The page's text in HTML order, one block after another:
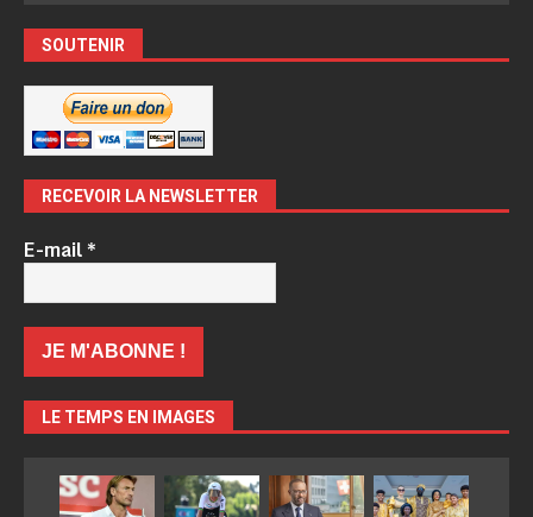
SOUTENIR
RECEVOIR LA NEWSLETTER
E-mail*
LE TEMPS EN IMAGES